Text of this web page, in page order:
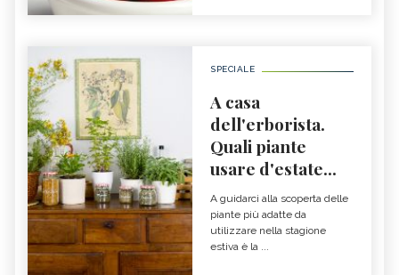
SPECIALE
A casa
dell'erborista.
Quali piante
usare d'estate...
A guidarci alla scoperta delle
piante più adatte da
utilizzare nella stagione
estiva è la ...